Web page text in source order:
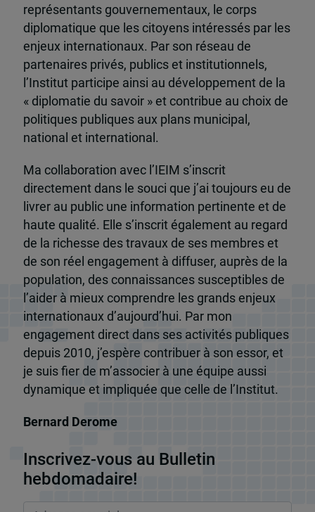
représentants gouvernementaux, le corps
diplomatique que les citoyens intéressés par les
enjeux internationaux. Par son réseau de
partenaires privés, publics et institutionnels,
l’Institut participe ainsi au développement de la
« diplomatie du savoir » et contribue au choix de
politiques publiques aux plans municipal,
national et international.
Ma collaboration avec l’IEIM s’inscrit
directement dans le souci que j’ai toujours eu de
livrer au public une information pertinente et de
haute qualité. Elle s’inscrit également au regard
de la richesse des travaux de ses membres et
de son réel engagement à diffuser, auprès de la
population, des connaissances susceptibles de
l’aider à mieux comprendre les grands enjeux
internationaux d’aujourd’hui. Par mon
engagement direct dans ses activités publiques
depuis 2010, j’espère contribuer à son essor, et
je suis fier de m’associer à une équipe aussi
dynamique et impliquée que celle de l’Institut.
Bernard Derome
Inscrivez-vous au Bulletin
hebdomadaire!